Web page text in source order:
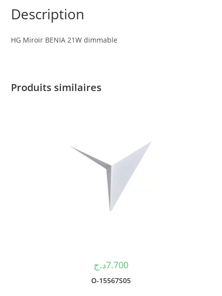
Description
HG Miroir BENIA 21W dimmable
Produits similaires
7.700د.ج
O-15567S05